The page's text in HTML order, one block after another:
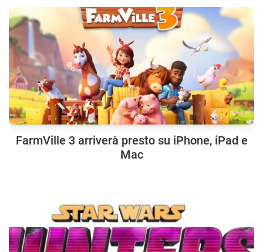
FarmVille 3 arriverà presto su iPhone, iPad e
Mac